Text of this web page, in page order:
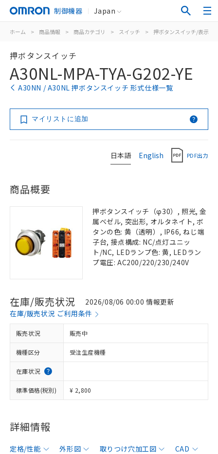
制御機器 Japan
ホーム > 商品情報 > 商品カテゴリ > スイッチ > 押ボタンスイッチ/表示灯
押ボタンスイッチ
A30NL-MPA-TYA-G202-YE
A30NN / A30NL 押ボタンスイッチ 形式仕様一覧
マイリストに追加
日本語 English PDF出力
商品概要
押ボタンスイッチ（φ30）, 照光, 金
属ベゼル, 突出形, オルタネイト, ボ
タンの色: 黄（透明）, IP66, ねじ端
子台, 接点構成: NC/点灯ユニッ
ト/NC, LEDランプ色: 黄, LEDラン
プ電圧: AC200/220/230/240V
在庫/販売状況
2026/08/06 00:00 情報更新
在庫/販売状況 ご利用条件
販売状況 販売中
機種区分 受注生産機種
在庫状況
標準価格(税別) ¥ 2,800
詳細情報
定格/性能 外形図 取りつけ穴加工図
CAD